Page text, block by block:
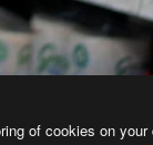
of cookies on